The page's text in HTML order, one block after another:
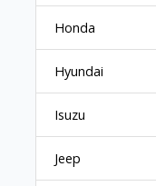
Honda
Hyundai
Isuzu
Jeep